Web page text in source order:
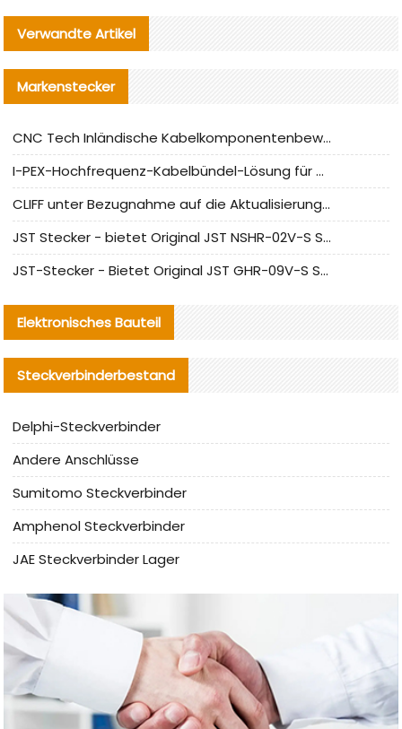
Verwandte Artikel
Markenstecker
CNC Tech Inländische Kabelkomponentenbewertung und Massenproduktionsanpassungsanleitung
I-PEX-Hochfrequenz-Kabelbündel-Lösung für die heimische Produktion analysiert
CLIFF unter Bezugnahme auf die Aktualisierung der chinesischen Stecker-Testnormen
JST Stecker - bietet Original JST NSHR-02V-S Stecker und Ersatzteile an
JST-Stecker - Bietet Original JST GHR-09V-S Stecker und Ersatzteile an
Elektronisches Bauteil
Steckverbinderbestand
Delphi-Steckverbinder
Andere Anschlüsse
Sumitomo Steckverbinder
Amphenol Steckverbinder
JAE Steckverbinder Lager